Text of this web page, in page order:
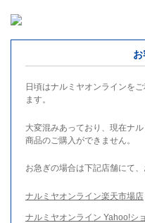
日頃はナルミヤオンラインを
ます。
大変混みあっており、現在ナ
商品のご購入ができません。
お急ぎの場合は下記店舗にて、
ナルミヤオンライン楽天市場店
ナルミヤオンライン Yahoo!シ